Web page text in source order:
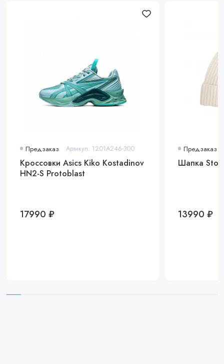
Предзаказ Артикул: 1201A246-300
Кроссовки Asics Kiko Kostadinov
HN2-S Protoblast
17990 ₽
Предзаказ
Шапка
13990 ₽